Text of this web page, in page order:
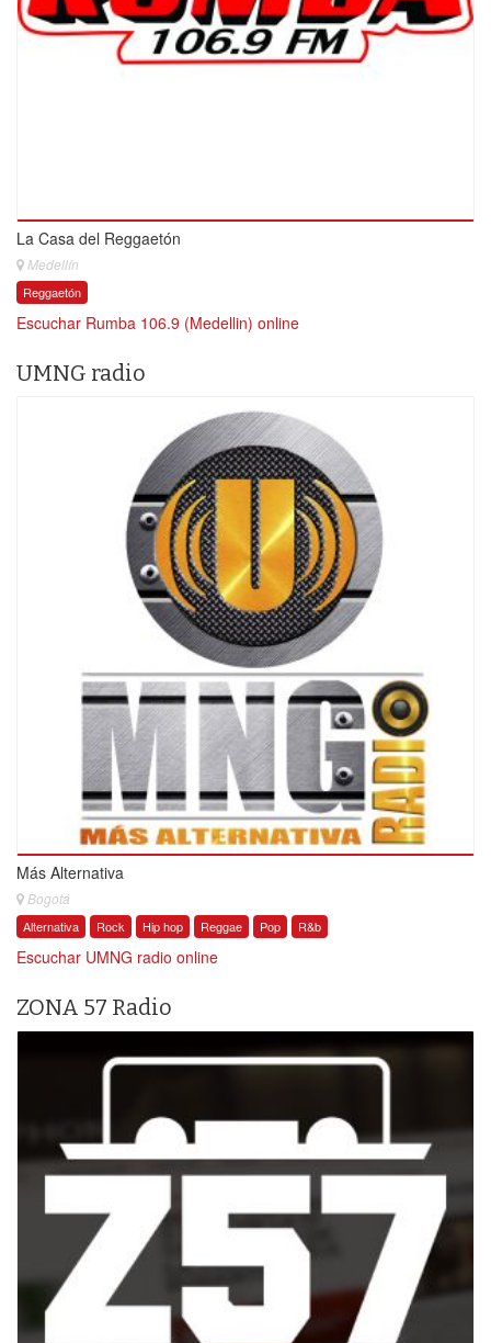
La Casa del Reggaetón
Medellín
Reggaetón
Escuchar Rumba 106.9 (Medellin) online
UMNG radio
Más Alternativa
Bogotá
Alternativa Rock Hip hop Reggae Pop R&b
Escuchar UMNG radio online
ZONA 57 Radio